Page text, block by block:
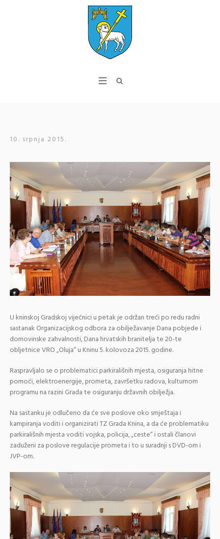
10. srpnja 2015.
U kninskoj Gradskoj vijećnici u petak je održan treći po redu radni
sastanak Organizacijskog odbora za obilježavanje Dana pobjede i
domovinske zahvalnosti, Dana hrvatskih branitelja te 20-te
obljetnice VRO „Oluja“ u Kninu 5. kolovoza 2015. godine.
Raspravljalo se o problematici parkirališnih mjesta, osiguranja hitne
pomoći, elektroenergije, prometa, završetku radova, kulturnom
programu na razini Grada te osiguranju državnih obilježja.
Na sastanku je odlučeno da će sve poslove oko smještaja i
kampiranja voditi i organizirati TZ Grada Knina, a da će problematiku
parkirališnih mjesta voditi vojska, policija, „ceste“ i ostali članovi
zaduženi za poslove regulacije prometa i to u suradnji s DVD-om i
JVP-om.